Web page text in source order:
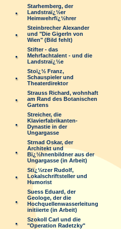
Starhemberg, der
Landstraï¿½er
Heimwehrfï¿½hrer
Steinbrecher Alexander
und "Die Gigerln von
Wien" (Bild fehlt)
Stifter - das
Mehrfachtalent - und die
Landstraï¿½e
Stoï¿½ Franz,
Schauspieler und
Theaterdirektor
Strauss Richard, wohnhaft
am Rand des Botanischen
Gartens
Streicher, die
Klavierfabrikanten-
Dynastie in der
Ungargasse
Strnad Oskar, der
Architekt und
Bï¿½hnenbildner aus der
Ungargasse (in Arbeit)
Stï¿½rzer Rudolf,
Lokalschriftsteller und
Humorist
Suess Eduard, der
Geologe, der die
Hochquellenwasserleitung
initiierte (in Arbeit)
Szokoll Carl und die
"Operation Radetzky"